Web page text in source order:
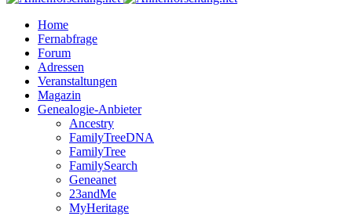
Home
Fernabfrage
Forum
Adressen
Veranstaltungen
Magazin
Genealogie-Anbieter
Ancestry
FamilyTreeDNA
FamilyTree
FamilySearch
Geneanet
23andMe
MyHeritage